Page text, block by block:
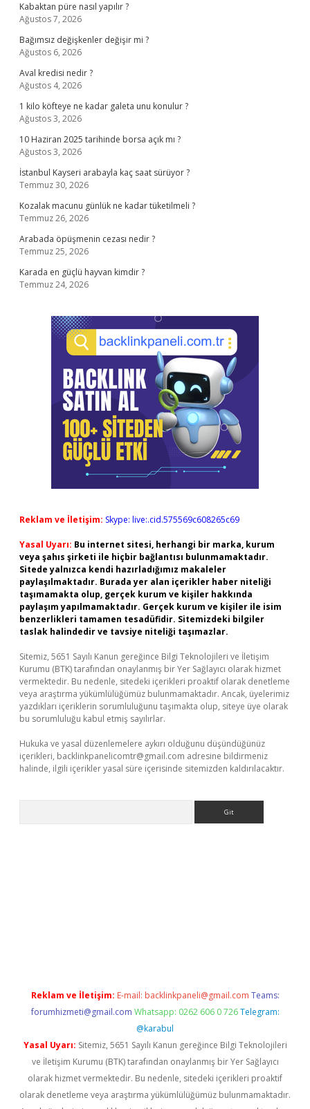
Kabaktan püre nasıl yapılır ?
Ağustos 7, 2026
Bağımsız değişkenler değişir mi ?
Ağustos 6, 2026
Aval kredisi nedir ?
Ağustos 4, 2026
1 kilo köfteye ne kadar galeta unu konulur ?
Ağustos 3, 2026
10 Haziran 2025 tarihinde borsa açık mı ?
Ağustos 3, 2026
İstanbul Kayseri arabayla kaç saat sürüyor ?
Temmuz 30, 2026
Kozalak macunu günlük ne kadar tüketilmeli ?
Temmuz 26, 2026
Arabada öpüşmenin cezası nedir ?
Temmuz 25, 2026
Karada en güçlü hayvan kimdir ?
Temmuz 24, 2026
Reklam ve İletişim: Skype: live:.cid.575569c608265c69
Yasal Uyarı: Bu internet sitesi, herhangi bir marka, kurum
veya şahıs şirketi ile hiçbir bağlantısı bulunmamaktadır.
Sitede yalnızca kendi hazırladığımız makaleler
paylaşılmaktadır. Burada yer alan içerikler haber niteliği
taşımamakta olup, gerçek kurum ve kişiler hakkında
paylaşım yapılmamaktadır. Gerçek kurum ve kişiler ile isim
benzerlikleri tamamen tesadüfidir. Sitemizdeki bilgiler
taslak halindedir ve tavsiye niteliği taşımazlar.
Sitemiz, 5651 Sayılı Kanun gereğince Bilgi Teknolojileri ve İletişim
Kurumu (BTK) tarafından onaylanmış bir Yer Sağlayıcı olarak hizmet
vermektedir. Bu nedenle, sitedeki içerikleri proaktif olarak denetleme
veya araştırma yükümlülüğümüz bulunmamaktadır. Ancak, üyelerimiz
yazdıkları içeriklerin sorumluluğunu taşımakta olup, siteye üye olarak
bu sorumluluğu kabul etmiş sayılırlar.
Hukuka ve yasal düzenlemelere aykırı olduğunu düşündüğünüz
içerikleri, backlinkpanelicomtr@gmail.com adresine bildirmeniz
halinde, ilgili içerikler yasal süre içerisinde sitemizden kaldırılacaktır.
Reklam ve İletişim: E-mail: backlinkpaneli@gmail.com Teams:
forumhizmeti@gmail.com Whatsapp: 0262 606 0 726 Telegram:
@karabul
Yasal Uyarı: Sitemiz, 5651 Sayılı Kanun gereğince Bilgi Teknolojileri
ve İletişim Kurumu (BTK) tarafından onaylanmış bir Yer Sağlayıcı
olarak hizmet vermektedir. Bu nedenle, sitedeki içerikleri proaktif
olarak denetleme veya araştırma yükümlülüğümüz bulunmamaktadır.